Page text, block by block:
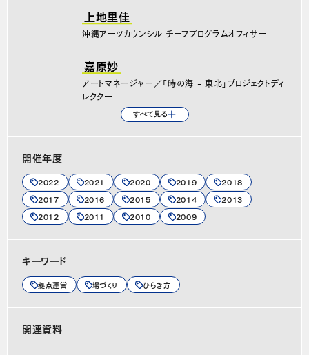
上地里佳
沖縄アーツカウンシル チーフプログラムオフィサー
嘉原妙
アートマネージャー／「時の海 - 東北」プロジェクトディ
レクター
大内伸輔
櫻井駿介 すべて見る
開催年度
2022 2021 2020 2019
2018
2017
2016 2015 2014
2013
2012
2011 2010 2009
キーワード
拠点運営 場づくり ひらき方
関連資料